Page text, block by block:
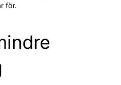
för.